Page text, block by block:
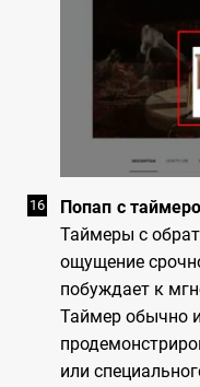
Попап с
Таймеры с
ощущение
побуждает к
Таймер обычно
или